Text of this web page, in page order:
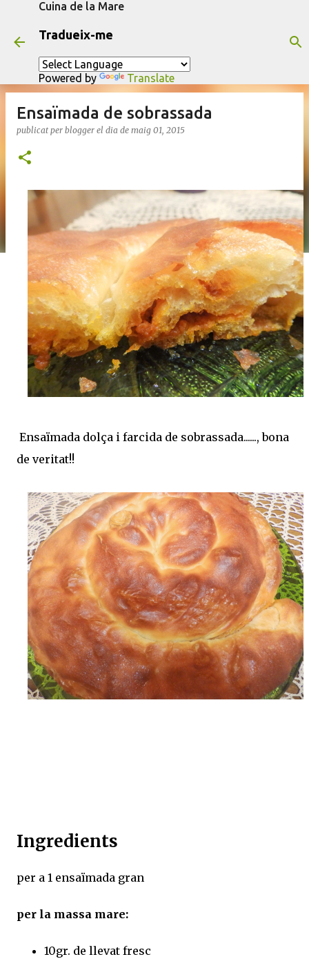
Cuina de la Mare
Tradueix-me
Powered by Translate
Ensaïmada de sobrassada
publicat per blogger el dia de maig 01, 2015
Ensaïmada dolça i farcida de sobrassada......, bona
de veritat!!
Ingredients
per a 1 ensaïmada gran
per la massa mare:
10gr. de llevat fresc